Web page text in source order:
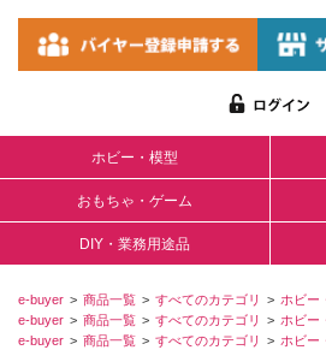
ホビー・模型
おもちゃ・ゲーム
DIY・業務用途品
e-buyer 商品一覧 すべてのカテゴリ
ホビー
e-buyer
商品一覧 すべてのカテゴリ ホビー
e-buyer
商品一覧 すべてのカテゴリ ホビー